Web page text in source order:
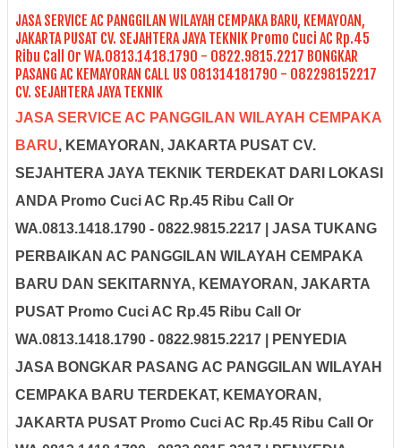
JASA SERVICE AC PANGGILAN WILAYAH CEMPAKA BARU, KEMAYOAN,
JAKARTA PUSAT CV. SEJAHTERA JAYA TEKNIK Promo Cuci AC Rp.45
Ribu Call Or WA.0813.1418.1790 - 0822.9815.2217 BONGKAR
PASANG AC KEMAYORAN CALL US 081314181790 - 082298152217
CV. SEJAHTERA JAYA TEKNIK
JASA SERVICE AC PANGGILAN WILAYAH CEMPAKA
BARU, KEMAYORAN, JAKARTA PUSAT CV.
SEJAHTERA JAYA TEKNIK TERDEKAT DARI LOKASI
ANDA Promo Cuci AC Rp.45 Ribu Call Or
WA.0813.1418.1790 - 0822.9815.2217 | JASA TUKANG
PERBAIKAN AC PANGGILAN WILAYAH CEMPAKA
BARU DAN SEKITARNYA, KEMAYORAN, JAKARTA
PUSAT Promo Cuci AC Rp.45 Ribu Call Or
WA.0813.1418.1790 - 0822.9815.2217 | PENYEDIA
JASA BONGKAR PASANG AC PANGGILAN WILAYAH
CEMPAKA BARU TERDEKAT, KEMAYORAN,
JAKARTA PUSAT Promo Cuci AC Rp.45 Ribu Call Or